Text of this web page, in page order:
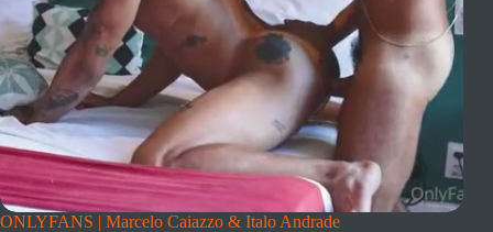
ONLYFANS | Marcelo Caiazzo & Italo Andrade